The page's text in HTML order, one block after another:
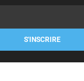
S'INSCRIRE